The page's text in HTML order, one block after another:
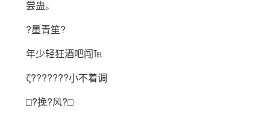
尝蛊。
?墨青笙?
年少轻狂酒吧闯℡
ζ???????小不着调
□?挽?风?□